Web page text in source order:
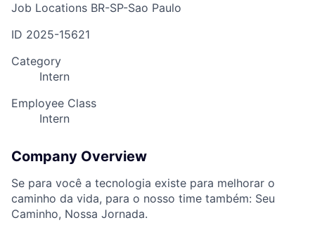
Job Locations BR-SP-Sao Paulo
ID 2025-15621
Category
Intern
Employee Class
Intern
Company Overview
Se para você a tecnologia existe para melhorar o
caminho da vida, para o nosso time também: Seu
Caminho, Nossa Jornada.